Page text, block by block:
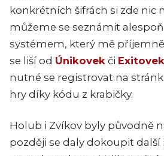
konkrétních šifrách si zde nic
můžeme se seznámit
systémem, který mě
se liší od Únikovek či Exitovek
nutné se registrovat na
hry díky kódu z krabičky.
Holub i Zvíkov byly původně
později se daly dokoupit další